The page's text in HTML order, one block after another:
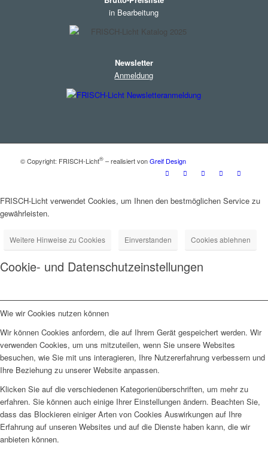
in Bearbeitung
Newsletter
Anmeldung
© Copyright: FRISCH-Licht®– realisiert vonGreif Design
FRISCH-Licht verwendet Cookies, um Ihnen den bestmöglichen Service zu
gewährleisten.
Weitere Hinweise zu Cookies Einverstanden Cookies ablehnen
Cookie- und Datenschutzeinstellungen
Wie wir Cookies nutzen können
Wir können Cookies anfordern, die auf Ihrem Gerät gespeichert werden. Wir
verwenden Cookies, um uns mitzuteilen, wenn Sie unsere Websites
besuchen, wie Sie mit uns interagieren, Ihre Nutzererfahrung verbessern und
Ihre Beziehung zu unserer Website anpassen.
Klicken Sie auf die verschiedenen Kategorienüberschriften, um mehr zu
erfahren. Sie können auch einige Ihrer Einstellungen ändern. Beachten Sie,
dass das Blockieren einiger Arten von Cookies Auswirkungen auf Ihre
Erfahrung auf unseren Websites und auf die Dienste haben kann, die wir
anbieten können.